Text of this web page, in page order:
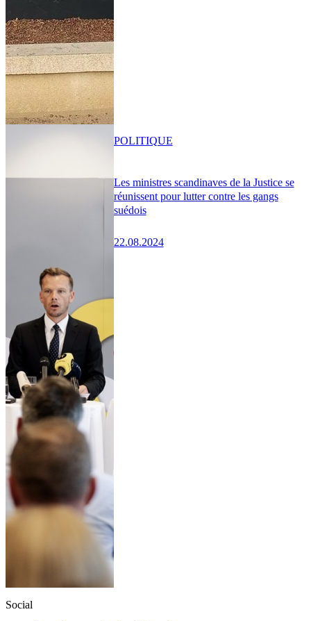
Les ministres scandinaves de la Justice se
réunissent pour lutter contre les gangs
suédois
22.08.2024
POLITIQUE
Social